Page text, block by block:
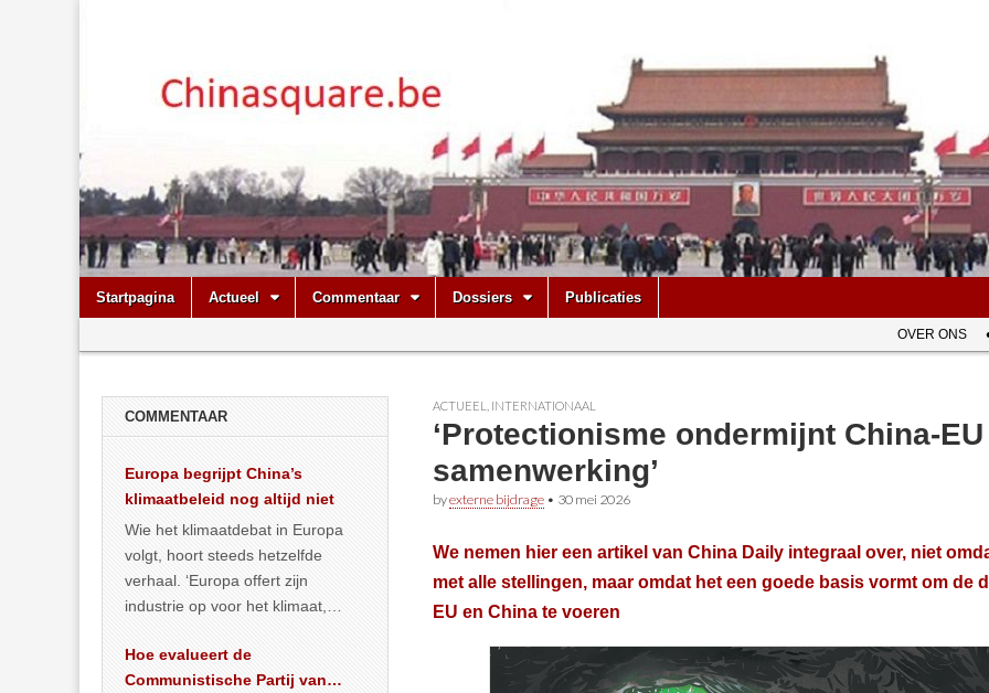
Chinasquare.be
Main
menu
Skip
Startpagina Actueel Commentaar Dossiers Publicaties
menu
OVER ONS
ACTUEEL INTERNATIONAAL
‘Protectionisme ondermijnt China-EU
samenwerking’
byexterne bijdrage • 30 mei 2026
We nemen hier een artikel van China Daily integraal over, niet
met alle stellingen, maar omdat het een goede basis vormt om de
EU en China te voeren
COMMENTAAR
Europa begrijpt China’s
klimaatbeleid nog altijd niet
Wie het klimaatdebat in Europa
volgt, hoort steeds hetzelfde
verhaal. ‘Europa offert zijn
industrie op voor het klimaat,
vergroening… >> lees meer
Hoe evalueert de
Communistische Partij van